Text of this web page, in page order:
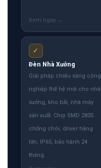
✓
Đèn Nhà Xưởng
Giải pháp chiếu sáng công
nghiệp thế hệ mới cho nhà
xưởng, kho bãi, nhà máy
sản xuất. Chip SMD 2835
chống chói, driver hãng
lớn, IP65, bảo hành 24
tháng.